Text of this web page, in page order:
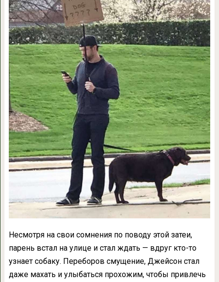
Несмотря на свои сомнения по поводу этой затеи,
парень встал на улице и стал ждать — вдруг кто-то
узнает собаку. Переборов смущение, Джейсон стал
даже махать и улыбаться прохожим, чтобы привлечь